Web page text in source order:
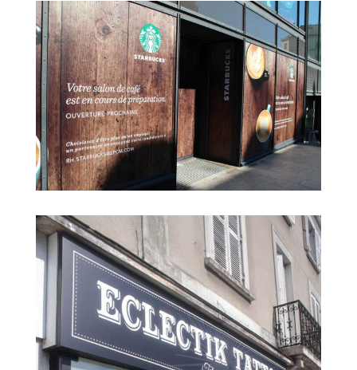
Panneau et vitrophanie pour un
salon de coiffure près d’Angers
Pose adhésifs temporaires vitrine
magasin Starbucks à Angers